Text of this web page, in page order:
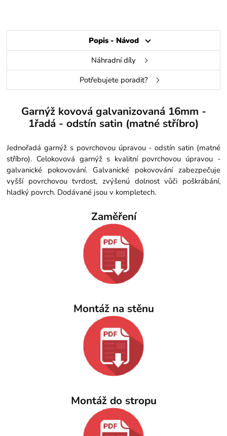
Popis - Návod
Náhradní díly
Potřebujete poradit?
Garnýž kovová galvanizovaná 16mm -
1řadá - odstín satin (matné stříbro)
Jednořadá garnýž s povrchovou úpravou - odstín satin (matné
stříbro). Celokovová garnýž s kvalitní povrchovou úpravou -
galvanické pokovování. Galvanické pokovování zabezpečuje
vyšší povrchovou tvrdost, zvýšenú dolnost vůči poškrábání,
hladký povrch. Dodávané jsou v kompletech.
Zaměření
Montáž na stěnu
Montáž do stropu